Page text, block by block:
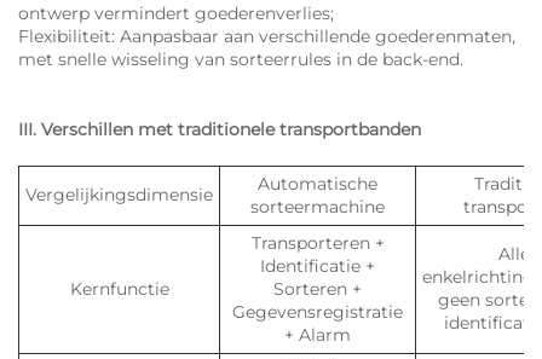
ontwerp vermindert goederenverlies;
Flexibiliteit: Aanpasbaar aan verschillende goederenmaten,
met snelle wisseling van sorteerrules in de back-end.
III. Verschillen met traditionele transportbanden
Vergelijkingsdimensie
Automatische
sorteermachine
Kernfunctie
Transporteren +
Identificatie +
Sorteren +
Gegevensregistratie
+ Alarm
geen